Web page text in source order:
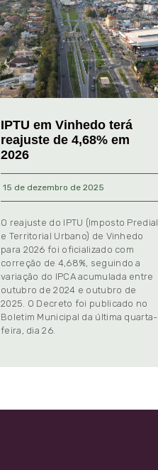
IPTU em Vinhedo terá
reajuste de 4,68% em
2026
15 de dezembro de 2025
O reajuste do IPTU (Imposto Predial
e Territorial Urbano) de Vinhedo
para 2026 foi oficializado com
correção de 4,68%, seguindo a
variação do IPCA acumulada entre
outubro de 2024 e outubro de
2025. O Decreto foi publicado no
Boletim Municipal da última quarta-
feira, dia 26.